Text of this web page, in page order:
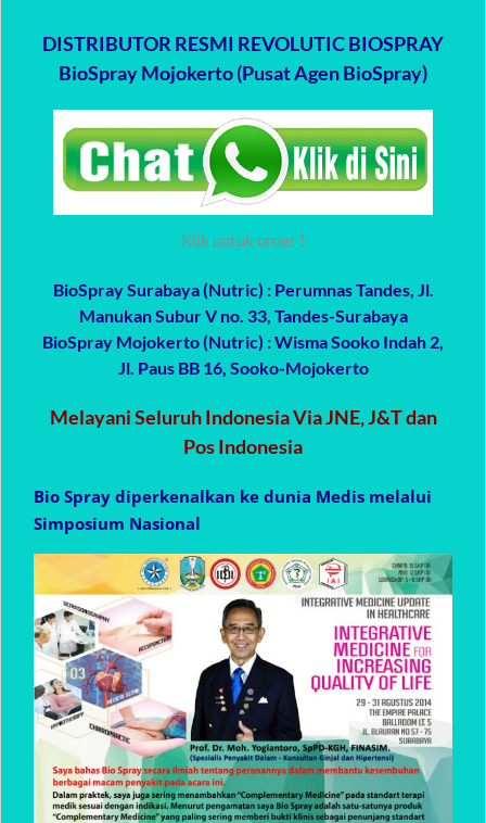
DISTRIBUTOR RESMI REVOLUTIC BIOSPRAY
BioSpray Mojokerto (Pusat Agen BioSpray)
Klik untuk order !
BioSpray Surabaya (Nutric) : Perumnas Tandes, Jl.
Manukan Subur V no. 33, Tandes-Surabaya
BioSpray Mojokerto (Nutric) : Wisma Sooko Indah 2,
Jl. Paus BB 16, Sooko-Mojokerto
Melayani Seluruh Indonesia Via JNE, J&T dan
Pos Indonesia
Bio Spray diperkenalkan ke dunia Medis melalui
Simposium Nasional